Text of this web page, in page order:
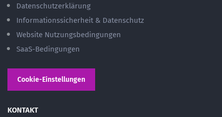
Datenschutzerklärung
Informationssicherheit & Datenschutz
Website Nutzungsbedingungen
SaaS-Bedingungen
Cookie-Einstellungen
KONTAKT